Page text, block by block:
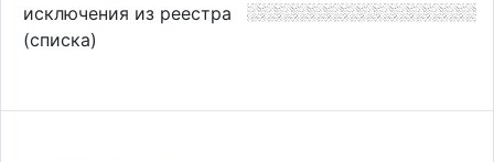
исключения из реестра
(списка)